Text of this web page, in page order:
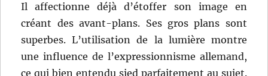
Il affectionne déjà d’étoffer son image en
créant des avant-plans. Ses gros plans sont
superbes. L’utilisation de la lumière montre
une influence de l’expressionnisme allemand,
ce qui bien entendu sied parfaitement au sujet.